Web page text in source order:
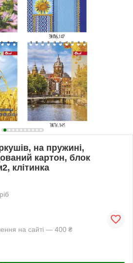
на пружині,
картон, блок
клітинка
на сайті — 400 ₴